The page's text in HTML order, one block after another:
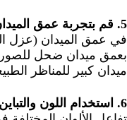
5. قم بتجربة عمق الميدان:
في عمق الميدان (عزل
بعمق ميدان ضحل
ميدان كبير للمناظر
6. استخدام اللون والتباين: